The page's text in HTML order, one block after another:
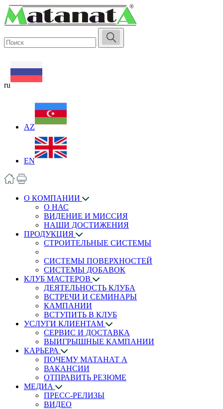
ru
AZ
EN
О КОМПАНИИ
О НАС
ВИДЕНИЕ И МИССИЯ
НАШИ ДОСТИЖЕНИЯ
ПРОДУКЦИЯ
СТРОИТЕЛЬНЫЕ СИСТЕМЫ
СИСТЕМЫ ПОВЕРХНОСТЕЙ
СИСТЕМЫ ДОБАВОК
КЛУБ МАСТЕРОВ
ДЕЯТЕЛЬНОСТЬ КЛУБА
ВСТРЕЧИ И СЕМИНАРЫ
КАМПАНИИ
ВСТУПИТЬ В КЛУБ
УСЛУГИ КЛИЕНТАМ
СЕРВИС И ДОСТАВКА
ВЫИГРЫШНЫЕ КАМПАНИИ
КАРЬЕРА
ПОЧЕМУ МАТАНАТ A
ВАКАНСИИ
ОТПРАВИТЬ РЕЗЮМЕ
МЕДИА
ПРЕСС-РЕЛИЗЫ
ВИДЕО